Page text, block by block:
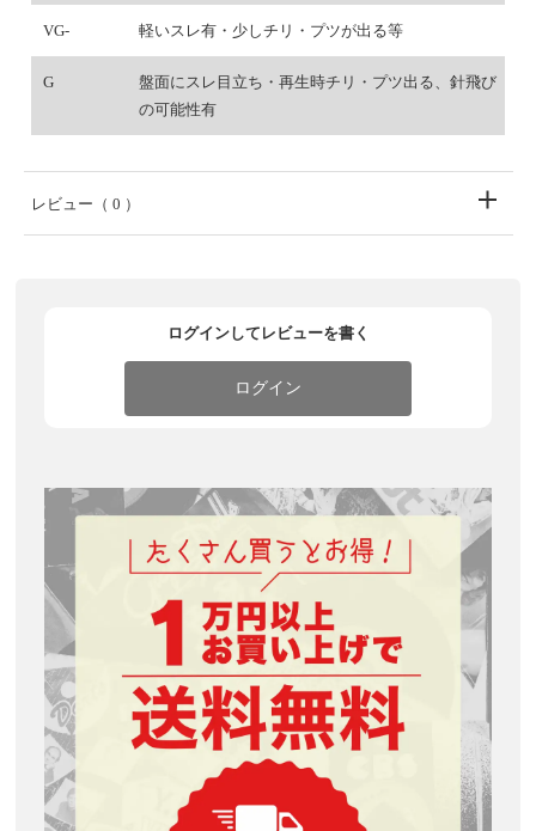
VG- 軽いスレ有・少しチリ・プツが出る等
G
盤面にスレ目立ち・再生時チリ・プツ出る、針飛び
の可能性有
レビュー （ 0 ）
ログインしてレビューを書く
ログイン